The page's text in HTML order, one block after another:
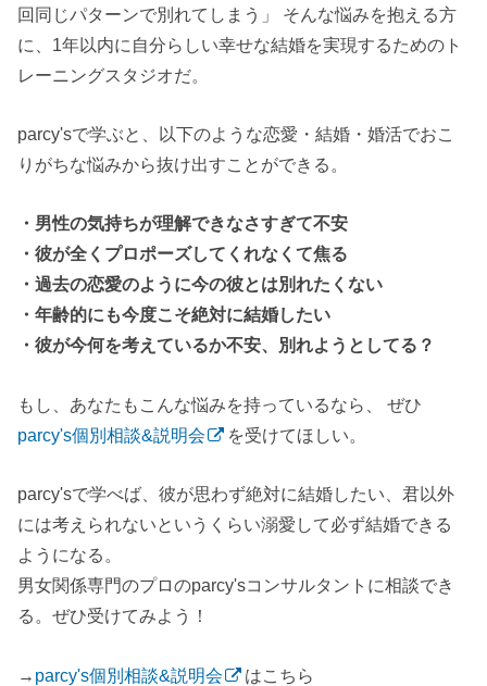
回同じパターンで別れてしまう」 そんな悩みを抱える方
に、1年以内に自分らしい幸せな結婚を実現するためのト
レーニングスタジオだ。
parcy'sで学ぶと、以下のような恋愛・結婚・婚活でおこ
りがちな悩みから抜け出すことができる。
・男性の気持ちが理解できなさすぎて不安
・彼が全くプロポーズしてくれなくて焦る
・過去の恋愛のように今の彼とは別れたくない
・年齢的にも今度こそ絶対に結婚したい
・彼が今何を考えているか不安、別れようとしてる？
もし、あなたもこんな悩みを持っているなら、 ぜひ
parcy's個別相談&説明会
を受けてほしい。
parcy'sで学べば、彼が思わず絶対に結婚したい、君以外
には考えられないというくらい溺愛して必ず結婚できる
ようになる。
男女関係専門のプロのparcy'sコンサルタントに相談でき
る。ぜひ受けてみよう！
→ parcy's個別相談&説明会 はこちら